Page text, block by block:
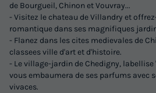
de Bourgueil, Chinon et Vouvray...
- Visitez le chateau de Villandry et
romantique dans ses magnifiques
- Flanez dans les cites medievales de
classees ville d'art et d'histoire.
- Le village-jardin de Chedigny,
vous embaumera de ses parfums avec
vivaces.